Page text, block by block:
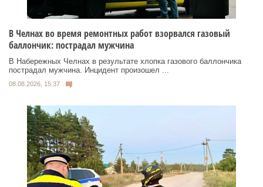
В Челнах во время ремонтных работ взорвался газовый
баллончик: пострадал мужчина
В Набережных Челнах в результате хлопка газового баллончика
пострадал мужчина. Инцидент произошел ...
08.08.2026, 15:37